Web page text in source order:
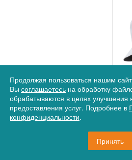
Продолжая пользоваться нашим
Вы соглашаетесь на обработку
обрабатываются в целях улучшения
предоставления услуг. Подробнее в
конфиденциальности.
Принять